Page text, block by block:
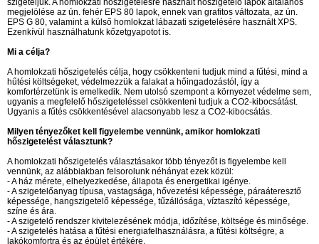
szigeteljük. A homlokzati hőszigetelésre használt hőszigetelő lapok általános
megjelölése az ún. fehér EPS 80 lapok, ennek van grafitos változata, az ún.
EPS G 80, valamint a külső homlokzat lábazati szigetelésére használt XPS.
Ezenkívül használhatunk kőzetgyapotot is.
Mi a célja?
A homlokzati hőszigetelés célja, hogy csökkenteni tudjuk mind a fűtési, mind a
hűtési költségeket, védelmezzük a falakat a hőingadozástól, így a
komfortérzetünk is emelkedik. Nem utolsó szempont a környezet védelme sem,
ugyanis a megfelelő hőszigeteléssel csökkenteni tudjuk a CO2-kibocsátást.
Ugyanis a fűtés csökkentésével alacsonyabb lesz a CO2-kibocsátás.
Milyen tényezőket kell figyelembe vennünk, amikor homlokzati
hőszigetelést választunk?
A homlokzati hőszigetelés választásakor több tényezőt is figyelembe kell
vennünk, az alábbiakban felsorolunk néhányat ezek közül:
- A ház mérete, elhelyezkedése, állapota és energetikai igénye.
- A szigetelőanyag típusa, vastagsága, hővezetési képessége, páraáteresztő
képessége, hangszigetelő képessége, tűzállósága, víztaszító képessége,
színe és ára.
- A szigetelő rendszer kivitelezésének módja, időzítése, költsége és minősége.
- A szigetelés hatása a fűtési energiafelhasználásra, a fűtési költségre, a
lakókomfortra és az épület értékére.